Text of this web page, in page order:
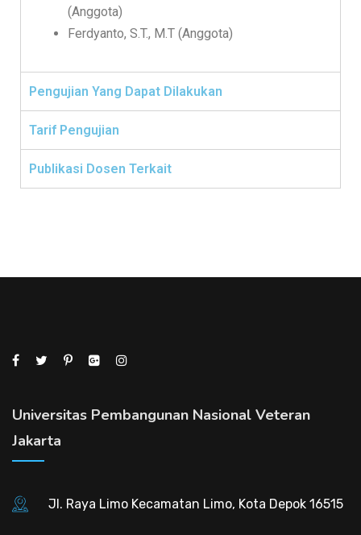
(Anggota)
Ferdyanto, S.T., M.T (Anggota)
Pengujian Yang Dapat Dilakukan
Tarif Pengujian
Publikasi Dosen Terkait
Universitas Pembangunan Nasional Veteran
Jakarta
Jl. Raya Limo Kecamatan Limo, Kota Depok 16515